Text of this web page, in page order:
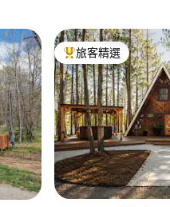
旅客精選榜首
旅客精選